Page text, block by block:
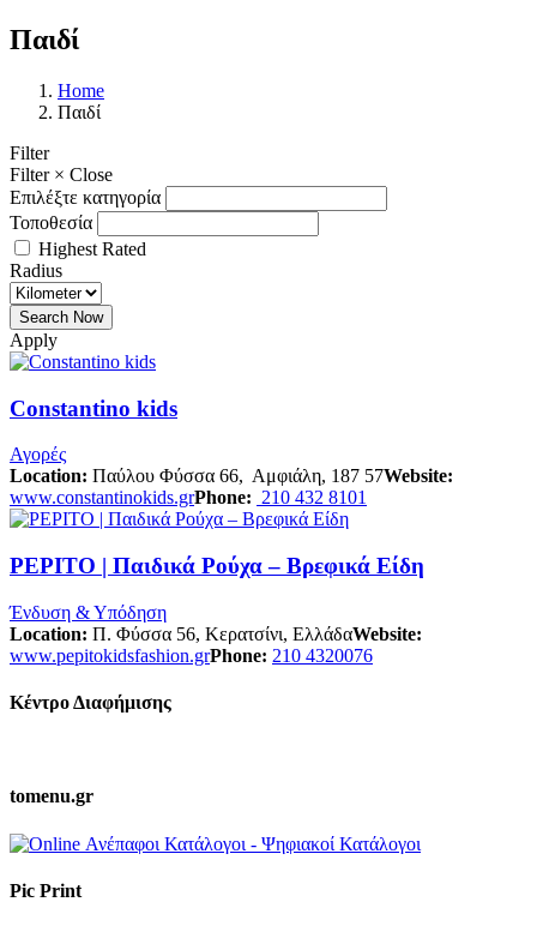
Παιδί
Home
Παιδί
Filter
Filter × Close
Επιλέξτε κατηγορία
Τοποθεσία
Highest Rated
Radius
Apply
Constantino kids
Αγορές
Location: Παύλου Φύσσα 66, Αμφιάλη, 187 57Website:
www.constantinokids.grPhone: 210 432 8101
PEPITO | Παιδικά Ρούχα – Βρεφικά Είδη
Ένδυση & Υπόδηση
Location: Π. Φύσσα 56, Κερατσίνι, ΕλλάδαWebsite:
www.pepitokidsfashion.grPhone: 210 4320076
Κέντρο Διαφήμισης
tomenu.gr
Pic Print